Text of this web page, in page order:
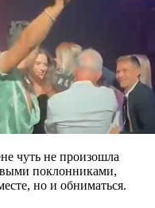
чуть не произошла
поклонниками,
но и обниматься.